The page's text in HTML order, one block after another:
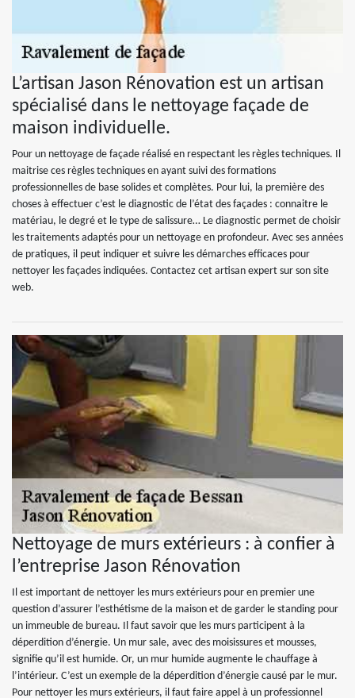
L’artisan Jason Rénovation est un artisan
spécialisé dans le nettoyage façade de
maison individuelle.
Pour un nettoyage de façade réalisé en respectant les règles techniques. Il
maitrise ces règles techniques en ayant suivi des formations
professionnelles de base solides et complètes. Pour lui, la première des
choses à effectuer c’est le diagnostic de l’état des façades : connaitre le
matériau, le degré et le type de salissure… Le diagnostic permet de choisir
les traitements adaptés pour un nettoyage en profondeur. Avec ses années
de pratiques, il peut indiquer et suivre les démarches efficaces pour
nettoyer les façades indiquées. Contactez cet artisan expert sur son site
web.
Nettoyage de murs extérieurs : à confier à
l’entreprise Jason Rénovation
Il est important de nettoyer les murs extérieurs pour en premier une
question d’assurer l’esthétisme de la maison et de garder le standing pour
un immeuble de bureau. Il faut savoir que les murs participent à la
déperdition d’énergie. Un mur sale, avec des moisissures et mousses,
signifie qu’il est humide. Or, un mur humide augmente le chauffage à
l’intérieur. C’est un exemple de la déperdition d’énergie causé par le mur.
Pour nettoyer les murs extérieurs, il faut faire appel à un professionnel